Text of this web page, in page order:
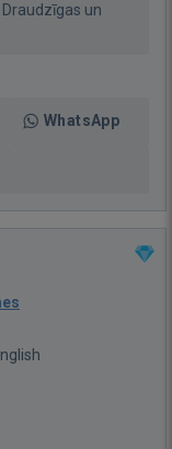
un
WhatsApp